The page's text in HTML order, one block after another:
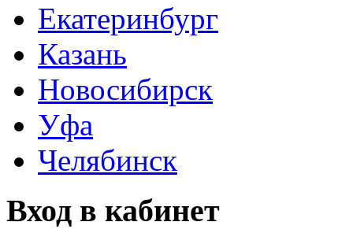
Екатеринбург
Казань
Новосибирск
Уфа
Челябинск
Вход в кабинет